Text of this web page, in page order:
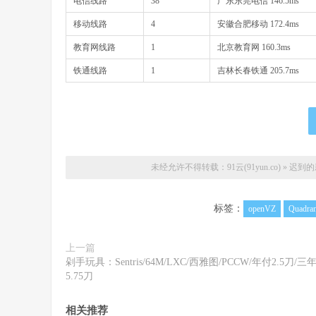
移动线路 4 安徽合肥移动 172.4ms
教育网线路 1 北京教育网 160.3ms
铁通线路 1 吉林长春铁通 205.7ms
未经允许不得转载： 91云(91yun.co)» 迟到
标签： openVZ
上一篇
剁手玩具：Sentris/64M/LXC/西雅图/PCCW/年付2.5刀/三
5.75刀
相关推荐